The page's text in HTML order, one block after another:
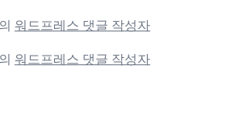
의 워드프레스 댓글 작성자
의 워드프레스 댓글 작성자